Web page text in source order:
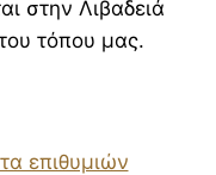
στην Λιβαδειά
τόπου μας.
επιθυμιών